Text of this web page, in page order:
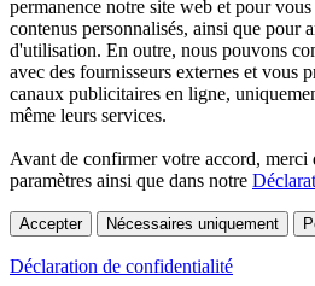
permanence notre site web et pour
contenus personnalisés, ainsi que pour
d'utilisation. En outre, nous pouvons
avec des fournisseurs externes et vous
canaux publicitaires en ligne,
même leurs services.
Avant de confirmer votre accord, merci
paramètres ainsi que dans notre
Accepter Nécessaires uniquement
Déclaration de confidentialité